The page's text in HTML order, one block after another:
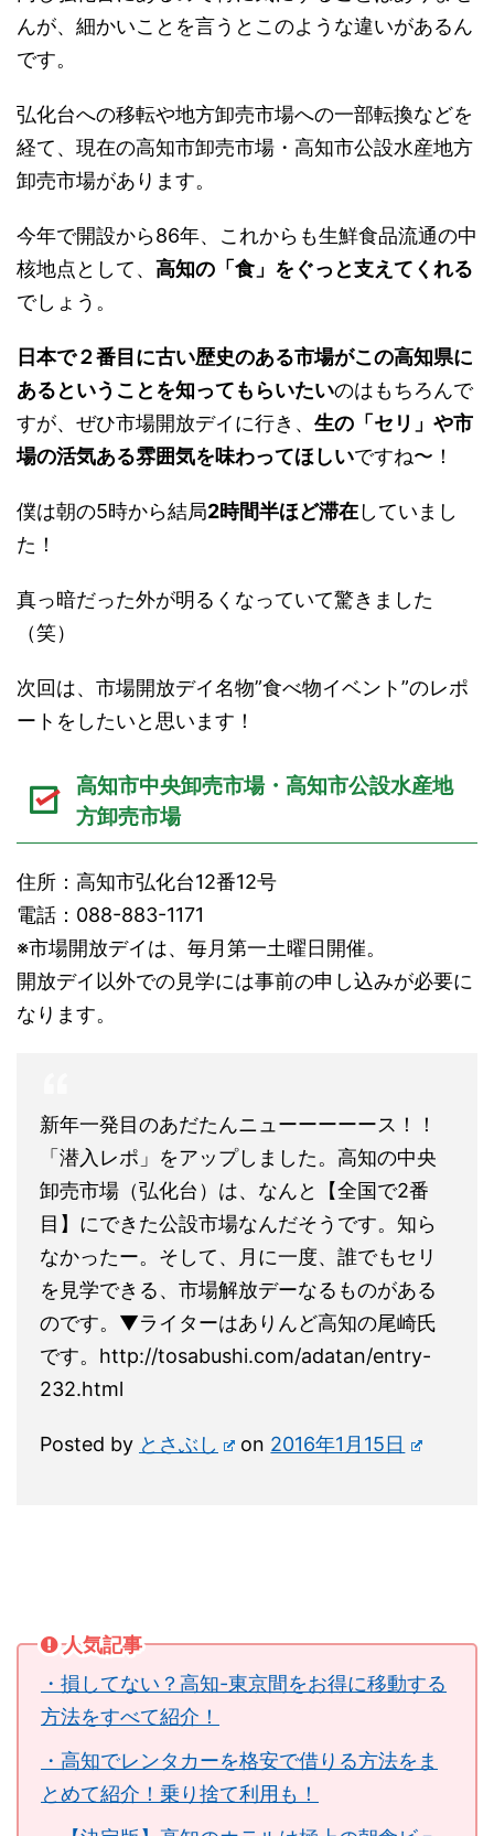
んが、細かいことを言うとこのような違いがあるん
です。
弘化台への移転や地方卸売市場への一部転換などを
経て、現在の高知市卸売市場・高知市公設水産地方
卸売市場があります。
今年で開設から86年、これからも生鮮食品流通の中
核地点として、 高知の「食」をぐっと支えてくれる
でしょう。
日本で２番目に古い歴史のある市場がこの高知県に
あるということを知ってもらいたいのはもちろんで
すが、ぜひ市場開放デイに行き、 生の「セリ」や市
場の活気ある雰囲気を味わってほしいですね〜！
僕は朝の5時から結局2時間半ほど滞在していまし
た！
真っ暗だった外が明るくなっていて驚きました
（笑）
次回は、市場開放デイ名物”食べ物イベント”のレポ
ートをしたいと思います！
高知市中央卸売市場・高知市公設水産地
方卸売市場
住所：高知市弘化台12番12号
電話：088-883-1171
※市場開放デイは、毎月第一土曜日開催。
開放デイ以外での見学には事前の申し込みが必要に
なります。
新年一発目のあだたんニューーーーース！！
「潜入レポ」をアップしました。高知の中央
卸売市場（弘化台）は、なんと【全国で2番
目】にできた公設市場なんだそうです。知ら
なかったー。そして、月に一度、誰でもセリ
を見学できる、市場解放デーなるものがある
のです。▼ライターはありんど高知の尾崎氏
です。http://tosabushi.com/adatan/entry-
232.html
Posted by とさぶし on 2016年1月15日
人気記事
・損してない？高知-東京間をお得に移動する
方法をすべて紹介！
・高知でレンタカーを格安で借りる方法をま
とめて紹介！乗り捨て利用も！